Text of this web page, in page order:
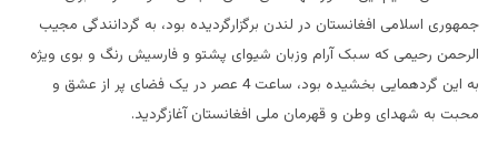
جمهوری اسلامی افغانستان در لندن برگزارگردیده بود، به گردانندگی مجیب
الرحمن رحیمی که سبک آرام وزبان شیوای پشتو و فارسیش رنگ و بوی ویژه
به این گردهمایی بخشیده بود، ساعت 4 عصر در یک فضای پر از عشق و
محبت به شهدای وطن و قهرمان ملی افغانستان آغازگردید.